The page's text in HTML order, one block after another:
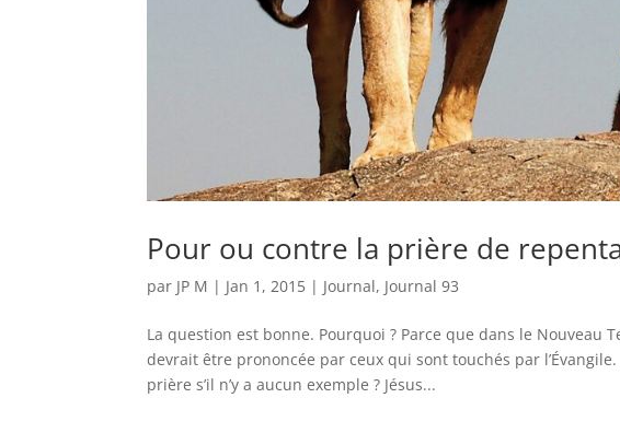
Pour ou contre la prière de
par JP M | Jan 1, 2015 | Journal, Journal 93
La question est bonne. Pourquoi ? Parce que dans le
devrait être prononcée par ceux qui sont touchés par
prière s’il n’y a aucun exemple ? Jésus...